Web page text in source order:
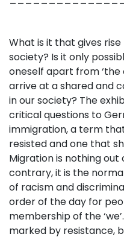
What is it that gives rise
society? Is it only
oneself apart from ‘the
arrive at a shared and
in our society? The
critical questions to
immigration, a term
resisted and one that
Migration is nothing
contrary, it is the
of racism and
order of the day for
membership of the
marked by resistance,